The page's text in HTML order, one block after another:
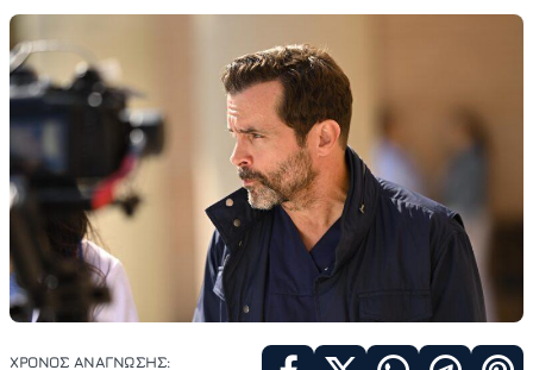
ΧΡΟΝΟΣ ΑΝΑΓΝΩΣΗΣ: